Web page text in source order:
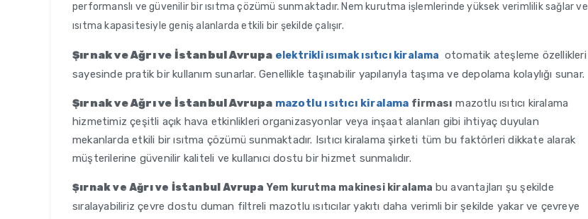
performanslı ve güvenilir bir ısıtma çözümü sunmaktadır. Nem kurutma işlemlerinde yüksek verimlilik sağlar ve
ısıtma kapasitesiyle geniş alanlarda etkili bir şekilde çalışır.
Şırnak ve Ağrı ve İstanbul Avrupa e lektrikli ısımak ısıtıcı kiralama otomatik ateşleme özellikleri
sayesinde pratik bir kullanım sunarlar. Genellikle taşınabilir yapılarıyla taşıma ve depolama kolaylığı sunar.
Şırnak ve Ağrı ve İstanbul Avrupa mazotlu ısıtıcı kiralama firması mazotlu ısıtıcı kiralama
hizmetimiz çeşitli açık hava etkinlikleri organizasyonlar veya inşaat alanları gibi ihtiyaç duyulan
mekanlarda etkili bir ısıtma çözümü sunmaktadır. Isıtıcı kiralama şirketi tüm bu faktörleri dikkate alarak
müşterilerine güvenilir kaliteli ve kullanıcı dostu bir hizmet sunmalıdır.
Şırnak ve Ağrı ve İstanbul Avrupa Yem kurutma makinesi kiralama bu avantajları şu şekilde
sıralayabiliriz çevre dostu duman filtreli mazotlu ısıtıcılar yakıtı daha verimli bir şekilde yakar ve çevreye